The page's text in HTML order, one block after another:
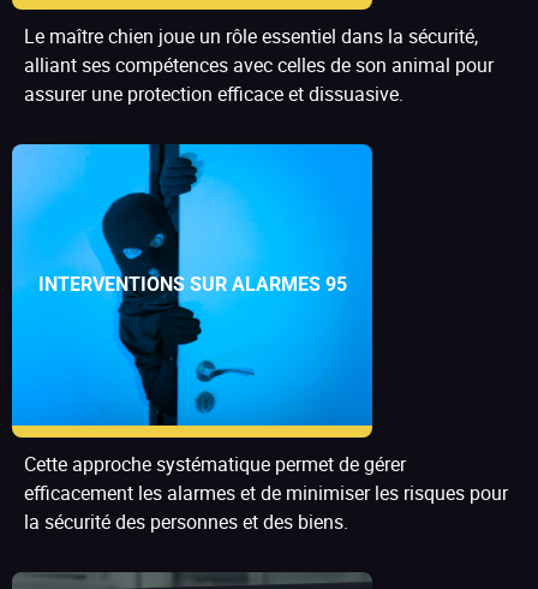
Le maître chien joue un rôle essentiel dans la sécurité,
alliant ses compétences avec celles de son animal pour
assurer une protection efficace et dissuasive.
INTERVENTIONS SUR ALARMES 95
Cette approche systématique permet de gérer
efficacement les alarmes et de minimiser les risques pour
la sécurité des personnes et des biens.